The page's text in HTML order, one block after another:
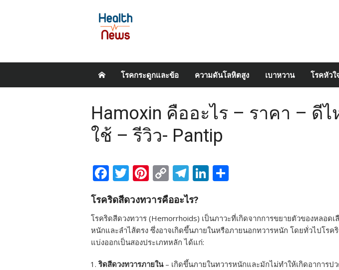
โรคกระดูกและข้อ ความดันโลหิตสูง เบาหวาน โรคหัวใ
Hamoxin คืออะไร – ราคา – ดี
ใช้ – รีวิว- Pantip
Facebook
Twitter
Pinterest
Copy
Link
Telegram
LinkedIn
โรคริดสีดวงทวารคืออะไร?
โรคริดสีดวงทวาร (Hemorrhoids) เป็นภาวะที่เกิดจากการขยายตัวของหลอด
หนักและลำไส้ตรง ซึ่งอาจเกิดขึ้นภายในหรือภายนอกทวารหนัก โดยทั่วไปโรค
แบ่งออกเป็นสองประเภทหลัก ได้แก่:
ริดสีดวงทวารภายใน– เกิดขึ้นภายในทวารหนักและมักไม่ทำให้เกิดอาการป